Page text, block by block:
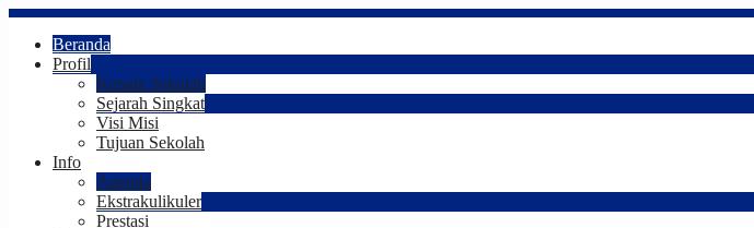
Beranda
Profil
Kepala Sekolah
Sejarah Singkat
Visi Misi
Tujuan Sekolah
Info
Agenda
Ekstrakulikuler
Prestasi